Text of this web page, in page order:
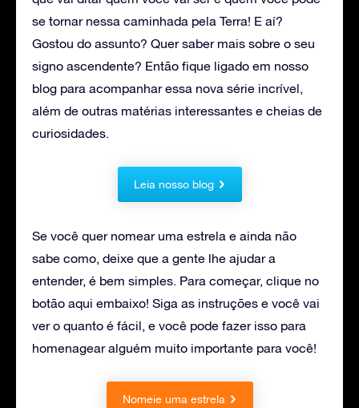
se tornar nessa caminhada pela Terra! E aí?
Gostou do assunto? Quer saber mais sobre o seu
signo ascendente? Então fique ligado em nosso
blog para acompanhar essa nova série incrível,
além de outras matérias interessantes e cheias de
curiosidades.
Leia nosso blog
Se você quer nomear uma estrela e ainda não
sabe como, deixe que a gente lhe ajudar a
entender, é bem simples. Para começar, clique no
botão aqui embaixo! Siga as instruções e você vai
ver o quanto é fácil, e você pode fazer isso para
homenagear alguém muito importante para você!
Nomeie uma estrela